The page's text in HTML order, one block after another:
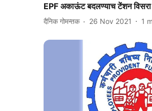
EPF अकाऊंट बदलण्याच टेंशन विसरा
दैनिक गोमन्तक 26 Nov 2021 1